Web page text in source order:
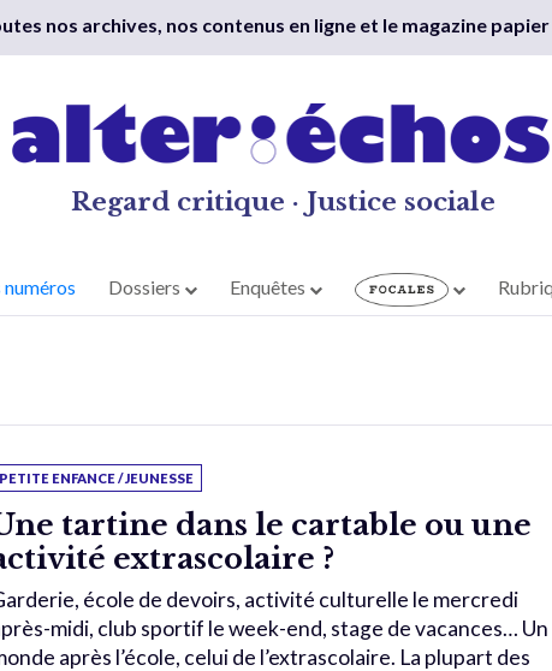
nos archives, nos contenus en ligne et le magazine
Regard critique · Justice sociale
numéros Dossiers Enquêtes
PETITE ENFANCE / JEUNESSE
tartine dans le cartable ou une
extrascolaire ?
école de devoirs, activité culturelle le mercredi
midi, club sportif le week-end, stage de vacances… Un
après l’école, celui de l’extrascolaire. La plupart des